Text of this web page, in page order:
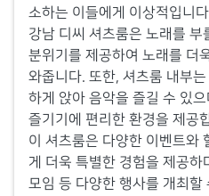
소하는 이들에게 이상적입니
강남 디씨 셔츠룸은 노래를
분위기를 제공하여 노래를 더
와줍니다. 또한, 셔츠룸 내부
하게 앉아 음악을 즐길 수 있
즐기기에 편리한 환경을 제공
이 셔츠룸은 다양한 이벤트와
게 더욱 특별한 경험을 제공하
모임 등 다양한 행사를 개최할